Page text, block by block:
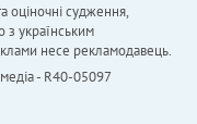
оціночні судження,
з українським
несе рекламодавець.
- R40-05097